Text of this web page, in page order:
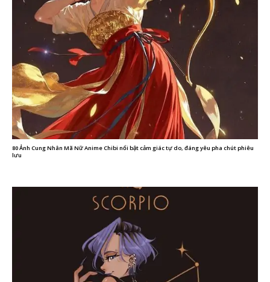
80 Ảnh Cung Nhân Mã Nữ Anime Chibi nổi bật cảm giác tự do, đáng yêu pha chút phiêu
lưu